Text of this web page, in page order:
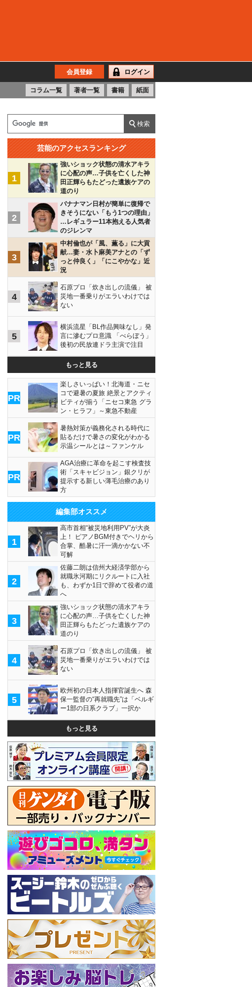
会員登録 ログイン
コラム一覧 著者一覧 書籍 紙面
芸能のアクセスランキング
1
強いショック状態の清水アキラ
に心配の声…子供を亡くした神
田正輝らもたどった遺族ケアの
道のり
2
バナナマン日村が簡単に復帰で
きそうにない「もう1つの理由」
…レギュラー11本抱える人気者
のジレンマ
3
中村倫也が「風、薫る」に大貢
献…妻・水卜麻美アナとの「ず
っと仲良く」「にこやかな」近
況
4
石原プロ「炊き出しの流儀」 被
災地一番乗りがエラいわけでは
ない
5
横浜流星「BL作品興味なし」発
言に滲むプロ意識 「べらぼう」
後初の民放連ドラ主演で注目
もっと見る
PR
楽しさいっぱい！北海道・ニセ
コで避暑の夏旅 絶景とアクティ
ビティが揃う「ニセコ東急 グラ
ン・ヒラフ」～東急不動産
PR
暑熱対策が義務化される時代に
貼るだけで暑さの変化がわかる
示温シールとは～ファンケル
PR
AGA治療に革命を起こす検査技
術「スキャビジョン」銀クリが
提示する新しい薄毛治療のあり
方
編集部オススメ
1
高市首相“被災地利用PV”が大炎
上！ ピアノBGM付きでヘリから
合掌、酷暑に汗一滴かかない不
可解
2
佐藤二朗は信州大経済学部から
就職氷河期にリクルートに入社
も、わずか1日で辞めて役者の道
へ
3
強いショック状態の清水アキラ
に心配の声…子供を亡くした神
田正輝らもたどった遺族ケアの
道のり
4
石原プロ「炊き出しの流儀」 被
災地一番乗りがエラいわけでは
ない
5
欧州初の日本人指揮官誕生へ 森
保一監督の“再就職先”は「ベルギ
ー1部の日系クラブ」一択か
もっと見る